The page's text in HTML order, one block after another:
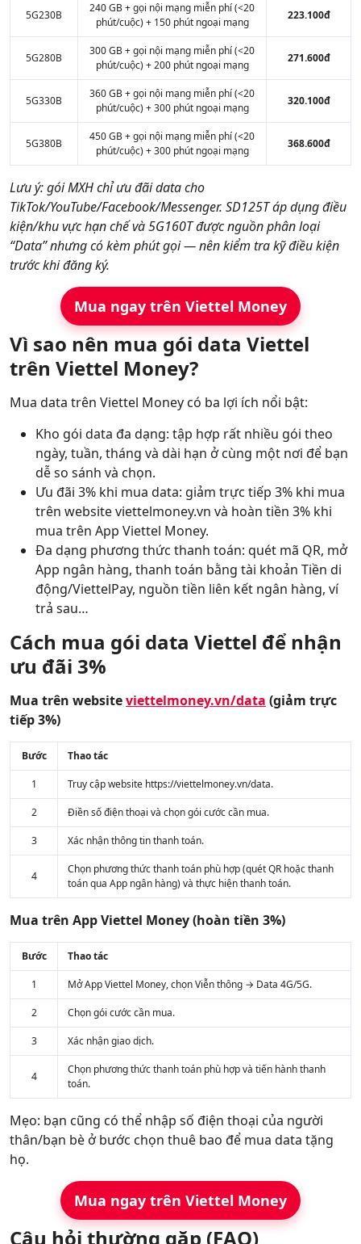
5G230B
240 GB + gọi nội mạng miễn phí (<20
phút/cuộc) + 150 phút ngoại mạng
223.100đ
5G280B
300 GB + gọi nội mạng miễn phí (<20
phút/cuộc) + 200 phút ngoại mạng
271.600đ
5G330B
360 GB + gọi nội mạng miễn phí (<20
phút/cuộc) + 300 phút ngoại mạng
320.100đ
5G380B
450 GB + gọi nội mạng miễn phí (<20
phút/cuộc) + 300 phút ngoại mạng
368.600đ
Lưu ý: gói MXH chỉ ưu đãi data cho
TikTok/YouTube/Facebook/Messenger. SD125T áp dụng điều
kiện/khu vực hạn chế và 5G160T được nguồn phân loại
“Data” nhưng có kèm phút gọi — nên kiểm tra kỹ điều kiện
trước khi đăng ký.
Mua ngay trên Viettel Money
Vì sao nên mua gói data Viettel
trên Viettel Money?
Mua data trên Viettel Money có ba lợi ích nổi bật:
Kho gói data đa dạng: tập hợp rất nhiều gói theo
ngày, tuần, tháng và dài hạn ở cùng một nơi để bạn
dễ so sánh và chọn.
Ưu đãi 3% khi mua data: giảm trực tiếp 3% khi mua
trên website viettelmoney.vn và hoàn tiền 3% khi
mua trên App Viettel Money.
Đa dạng phương thức thanh toán: quét mã QR, mở
App ngân hàng, thanh toán bằng tài khoản Tiền di
động/ViettelPay, nguồn tiền liên kết ngân hàng, ví
trả sau…
Cách mua gói data Viettel để nhận
ưu đãi 3%
Mua trên websiteviettelmoney.vn/data (giảm trực
tiếp 3%)
Bước Thao tác
1 Truy cập website https://viettelmoney.vn/data.
2 Điền số điện thoại và chọn gói cước cần mua.
3 Xác nhận thông tin thanh toán.
4
Chọn phương thức thanh toán phù hợp (quét QR hoặc thanh
toán qua App ngân hàng) và thực hiện thanh toán.
Mua trên App Viettel Money (hoàn tiền 3%)
Bước Thao tác
1 Mở App Viettel Money, chọn Viễn thông → Data 4G/5G.
2 Chọn gói cước cần mua.
3 Xác nhận giao dịch.
4
Chọn phương thức thanh toán phù hợp và tiến hành thanh
toán.
Mẹo: bạn cũng có thể nhập số điện thoại của người
thân/bạn bè ở bước chọn thuê bao để mua data tặng
họ.
Mua ngay trên Viettel Money
Câu hỏi thường gặp (FAQ)